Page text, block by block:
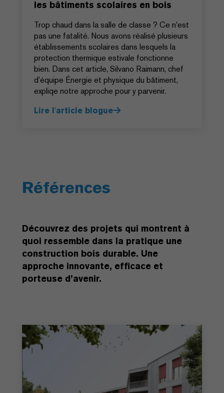
les bâtiments scolaires en bois
Trop chaud dans la salle de classe ? Ce n'est
pas une fatalité. Nous avons réalisé plusieurs
établissements scolaires dans lesquels la
protection thermique estivale fonctionne
bien. Dans cet article, Silvano Raimann, chef
d’équipe Énergie et physique du bâtiment,
expliqe notre approche pour y parvenir.
Lire l'article blogue
Références
Découvrez des projets qui montrent à
quoi ressemble dans la pratique une
construction bois durable. Une
approche innovante, efficace et
porteuse d’avenir.